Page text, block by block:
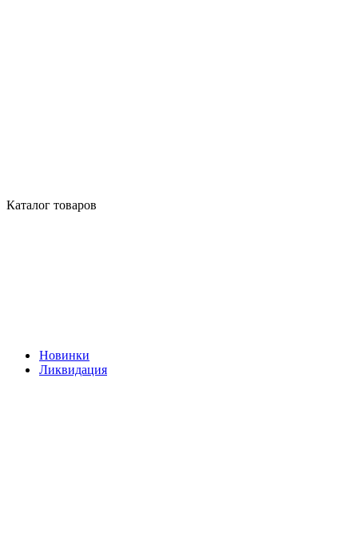
Каталог товаров
Новинки
Ликвидация